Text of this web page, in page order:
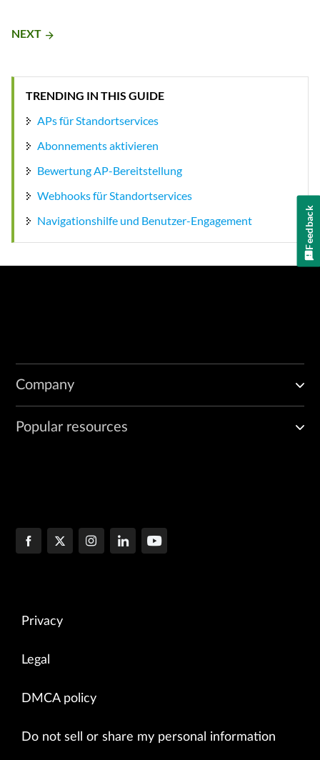
NEXT arrow_forward
TRENDING IN THIS GUIDE
APs für Standortservices
Abonnements aktivieren
Bewertung AP-Bereitstellung
Webhooks für Standortservices
Navigationshilfe und Benutzer-Engagement
Company
Popular resources
Privacy
Legal
DMCA policy
Do not sell or share my personal information
Feedback